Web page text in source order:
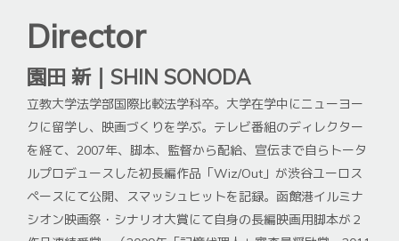
Director
園田 新｜SHIN SONODA
立教大学法学部国際比較法学科卒。大学在学中にニューヨー
クに留学し、映画づくりを学ぶ。テレビ番組のディレクター
を経て、2007年、脚本、監督から配給、宣伝まで自らトータ
ルプロデュースした初長編作品「Wiz/Out」が渋谷ユーロス
ペースにて公開、スマッシュヒットを記録。函館港イルミナ
シオン映画祭・シナリオ大賞にて自身の長編映画用脚本が２